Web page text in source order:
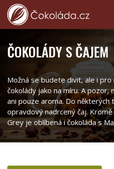
ČOKOLÁDY S ČAJEM
Možná se budete divit, ale i
čokolády jako na míru. A pozor,
ani pouze aroma. Do některých
opravdový nadrcený čaj. Kromě
Grey je oblíbená i čokoláda s